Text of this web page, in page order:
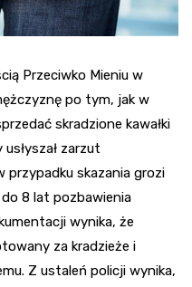
Przeciwko Mieniu w
po tym, jak w
skradzione kawałki
zarzut
przypadku skazania grozi
8 lat pozbawienia
wynika, że
za kradzieże i
Z ustaleń policji wynika,